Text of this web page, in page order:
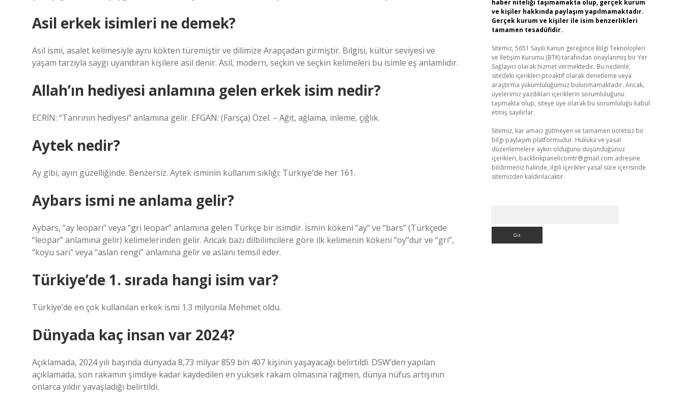
Asil erkek isimleri ne demek?
Asil ismi, asalet kelimesiyle aynı kökten türemiştir ve dilimize Arapçadan girmiştir. Bilgisi, kültür seviyesi ve
yaşam tarzıyla saygı uyandıran kişilere asil denir. Asil, modern, seçkin ve seçkin kelimeleri bu isimle eş anlamlıdır.
Allah’ın hediyesi anlamına gelen erkek isim nedir?
ECRİN: “Tanrının hediyesi” anlamına gelir. EFGAN: (Farsça) Özel. – Ağıt, ağlama, inleme, çığlık.
Aytek nedir?
Ay gibi, ayın güzelliğinde. Benzersiz. Aytek isminin kullanım sıklığı: Türkiye’de her 161.
Aybars ismi ne anlama gelir?
Aybars, “ay leoparı” veya “gri leopar” anlamına gelen Türkçe bir isimdir. İsmin kökeni “ay” ve “bars” (Türkçede
“leopar” anlamına gelir) kelimelerinden gelir. Ancak bazı dilbilimcilere göre ilk kelimenin kökeni “oy”dur ve “gri”,
“koyu sarı” veya “aslan rengi” anlamına gelir ve aslanı temsil eder.
Türkiye’de 1. sırada hangi isim var?
Türkiye’de en çok kullanılan erkek ismi 1.3 milyonla Mehmet oldu.
Dünyada kaç insan var 2024?
Açıklamada, 2024 yılı başında dünyada 8,73 milyar 859 bin 407 kişinin yaşayacağı belirtildi. DSW’den yapılan
açıklamada, son rakamın şimdiye kadar kaydedilen en yüksek rakam olmasına rağmen, dünya nüfus artışının
onlarca yıldır yavaşladığı belirtildi.
haber niteliği taşımamakta olup, gerçek kurum
ve kişiler hakkında paylaşım yapılmamaktadır.
Gerçek kurum ve kişiler ile isim benzerlikleri
tamamen tesadüfidir.
Sitemiz, 5651 Sayılı Kanun gereğince Bilgi Teknolojileri
ve İletişim Kurumu (BTK) tarafından onaylanmış bir Yer
Sağlayıcı olarak hizmet vermektedir. Bu nedenle,
sitedeki içerikleri proaktif olarak denetleme veya
araştırma yükümlülüğümüz bulunmamaktadır. Ancak,
üyelerimiz yazdıkları içeriklerin sorumluluğunu
taşımakta olup, siteye üye olarak bu sorumluluğu kabul
etmiş sayılırlar.
Sitemiz, kar amacı gütmeyen ve tamamen ücretsiz bir
bilgi paylaşım platformudur. Hukuka ve yasal
düzenlemelere aykırı olduğunu düşündüğünüz
içerikleri, backlinkpanelicomtr@gmail.com adresine
bildirmeniz halinde, ilgili içerikler yasal süre içerisinde
sitemizden kaldırılacaktır.